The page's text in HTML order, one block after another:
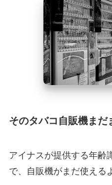
そのタバコ自販機まだ
アイナスが提供する年齢
で、自販機がまだ使える